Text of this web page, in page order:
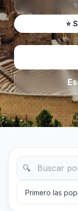
⭐
🔍